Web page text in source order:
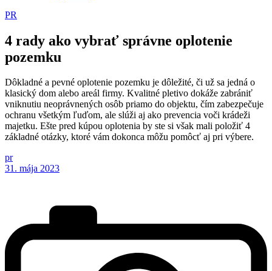
PR
4 rady ako vybrať správne oplotenie
pozemku
Dôkladné a pevné oplotenie pozemku je dôležité, či už sa jedná o
klasický dom alebo areál firmy. Kvalitné pletivo dokáže zabrániť
vniknutiu neoprávnených osôb priamo do objektu, čím zabezpečuje
ochranu všetkým ľuďom, ale slúži aj ako prevencia voči krádeži
majetku. Ešte pred kúpou oplotenia by ste si však mali položiť 4
základné otázky, ktoré vám dokonca môžu pomôcť aj pri výbere.
pr
31. mája 2023